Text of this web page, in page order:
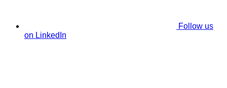
Follow us
on LinkedIn